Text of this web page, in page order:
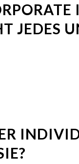
JEDES